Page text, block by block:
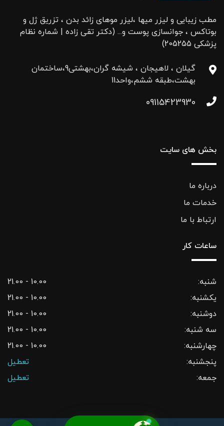
مطب زیبایی و لیزر میها ،لیزر موهای زائد بدن ، تزریق ژل و
بوتاکس ، جوانسازی پوست و... (دکتر تقی زاده | شماره نظام
پزشکی 205255)
گیلان ، لاهیجان ، شیشه گران،بهشتی9،ساختمان
بهشت،طبقه ششم،واحد11
09115423930
بخش های سایت
درباره ما
خدمات ما
ارتباط با ما
ساعات کار
شنبه:
10.00 - 21.00
یکشنبه:
10.00 - 21.00
دوشنبه:
10.00 - 21.00
سه شنبه:
10.00 - 21.00
چهارشنبه:
10.00 - 21.00
پنجشنبه:
تعطیل
جمعه:
تعطیل